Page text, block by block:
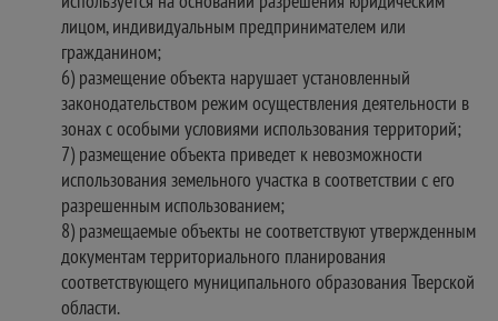
лицом, индивидуальным предпринимателем или
гражданином;
6) размещение объекта нарушает установленный
законодательством режим осуществления деятельности в
зонах с особыми условиями использования территорий;
7) размещение объекта приведет к невозможности
использования земельного участка в соответствии с его
разрешенным использованием;
8) размещаемые объекты не соответствуют утвержденным
документам территориального планирования
соответствующего муниципального образования Тверской
области.